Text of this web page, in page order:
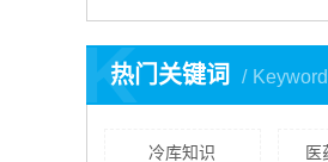
热门关键词
K
冷库知识 医